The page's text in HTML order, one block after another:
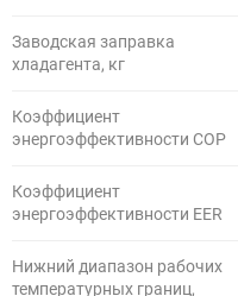
Заводская заправка
хладагента, кг
Коэффициент
энергоэффективности COP
Коэффициент
энергоэффективности EER
Нижний диапазон рабочих
температурных границ,